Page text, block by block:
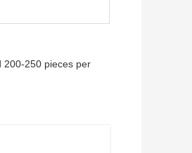
200-250 pieces per